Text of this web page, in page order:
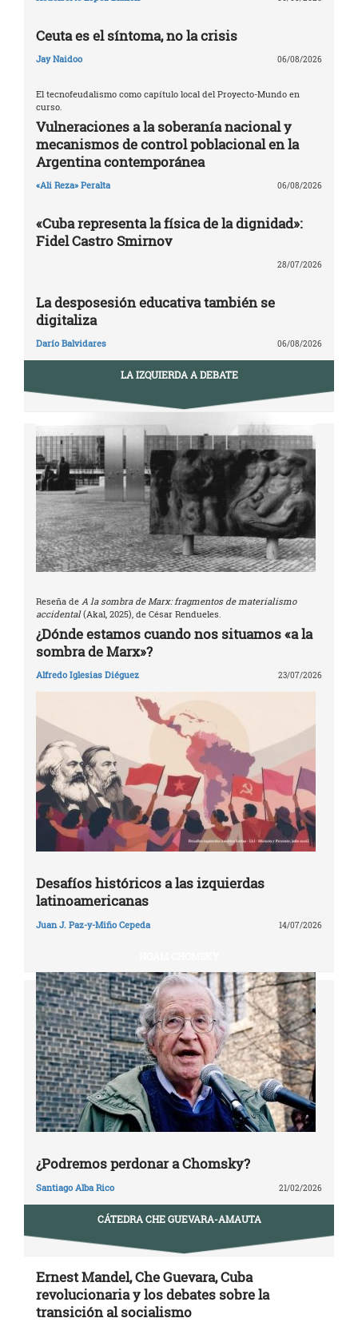
Ceuta es el síntoma, no la crisis
Jay Naidoo 06/08/2026
El tecnofeudalismo como capítulo local del Proyecto-Mundo en
curso.
Vulneraciones a la soberanía nacional y
mecanismos de control poblacional en la
Argentina contemporánea
«Ali Reza» Peralta 06/08/2026
«Cuba representa la física de la dignidad»:
Fidel Castro Smirnov
28/07/2026
La desposesión educativa también se
digitaliza
Darío Balvidares 06/08/2026
LA IZQUIERDA A DEBATE
Reseña de A la sombra de Marx: fragmentos de materialismo
accidental(Akal, 2025), de César Rendueles.
¿Dónde estamos cuando nos situamos «a la
sombra de Marx»?
Alfredo Iglesias Diéguez 23/07/2026
Desafíos históricos a las izquierdas
latinoamericanas
Juan J. Paz-y-Miño Cepeda 14/07/2026
¿Podremos perdonar a Chomsky?
Santiago Alba Rico 21/02/2026
CÁTEDRA CHE GUEVARA-AMAUTA
Ernest Mandel, Che Guevara, Cuba
revolucionaria y los debates sobre la
transición al socialismo